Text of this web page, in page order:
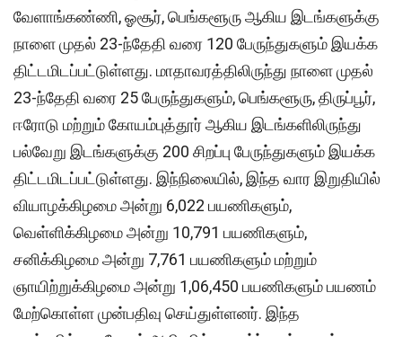
வேளாங்கண்ணி, ஓசூர், பெங்களூரு ஆகிய இடங்களுக்கு
நாளை முதல் 23-ந்தேதி வரை 120 பேருந்துகளும் இயக்க
திட்டமிடப்பட்டுள்ளது. மாதாவரத்திலிருந்து நாளை முதல்
23-ந்தேதி வரை 25 பேருந்துகளும், பெங்களூரு, திருப்பூர்,
ஈரோடு மற்றும் கோயம்புத்தூர் ஆகிய இடங்களிலிருந்து
பல்வேறு இடங்களுக்கு 200 சிறப்பு பேருந்துகளும் இயக்க
திட்டமிடப்பட்டுள்ளது. இந்நிலையில், இந்த வார இறுதியில்
வியாழக்கிழமை அன்று 6,022 பயணிகளும்,
வெள்ளிக்கிழமை அன்று 10,791 பயணிகளும்,
சனிக்கிழமை அன்று 7,761 பயணிகளும் மற்றும்
ஞாயிற்றுக்கிழமை அன்று 1,06,450 பயணிகளும் பயணம்
மேற்கொள்ள முன்பதிவு செய்துள்ளனர். இந்த